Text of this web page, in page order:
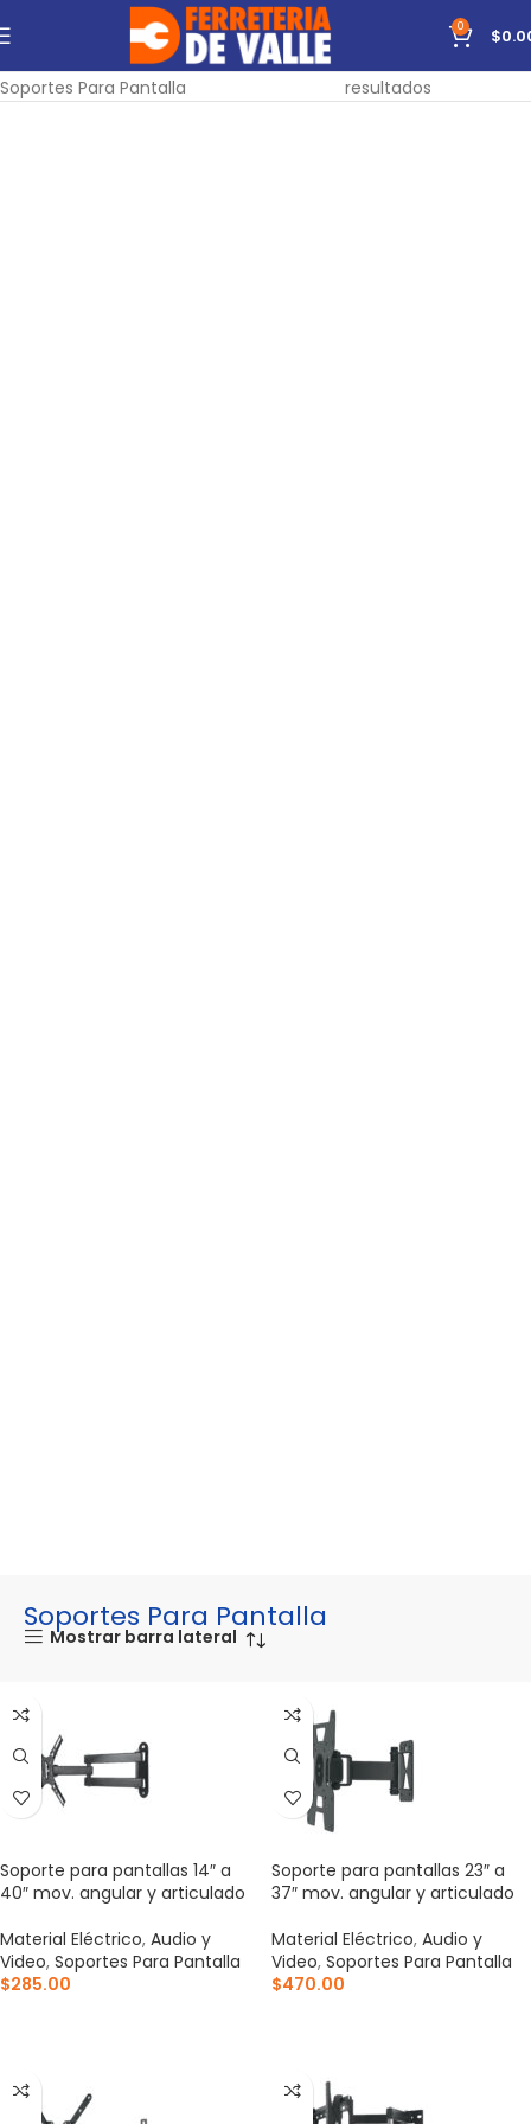
0 $
Material Eléctrico Audio y Video
Soportes Para Pantalla
resultados
Soportes Para Pantalla
Mostrar barra lateral
Soporte para pantallas 14″ a
40″ mov. angular y articulado
Material Eléctrico, Audio y
Video, Soportes Para Pantalla
$285.00
Soporte para pantallas 23″ a
37″ mov. angular y articulado
Material Eléctrico, Audio y
Video, Soportes Para Pantalla
$470.00